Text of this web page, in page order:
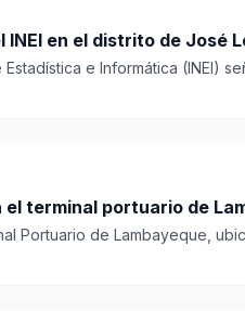
a censista del INEI en el distrito de
e Informática (INEI)
terminal portuario de
Portuario de Lambayeque,